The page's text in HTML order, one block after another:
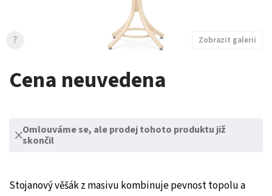
Cena neuvedena
Omlouváme se, ale prodej tohoto produktu již
skončil
Zobrazit galerii
?
Stojanový věšák z masivu kombinuje pevnost topolu a